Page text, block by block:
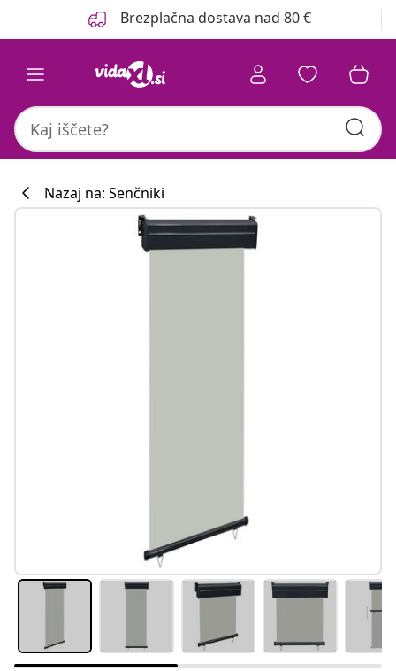
Brezplačna dostava nad 80 €
Nazaj na: Senčniki